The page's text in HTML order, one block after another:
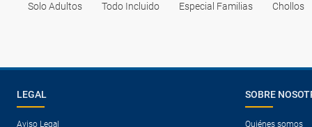
Solo Adultos Todo Incluido Especial Familias Chollos
LEGAL
Aviso Legal
SOBRE
Quiénes somos